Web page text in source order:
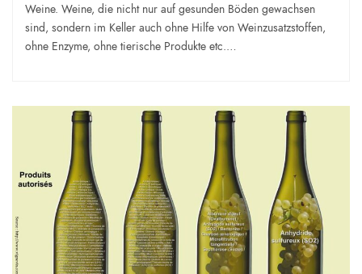
Weine. Weine, die nicht nur auf gesunden Böden gewachsen
sind, sondern im Keller auch ohne Hilfe von Weinzusatzstoffen,
ohne Enzyme, ohne tierische Produkte etc.…